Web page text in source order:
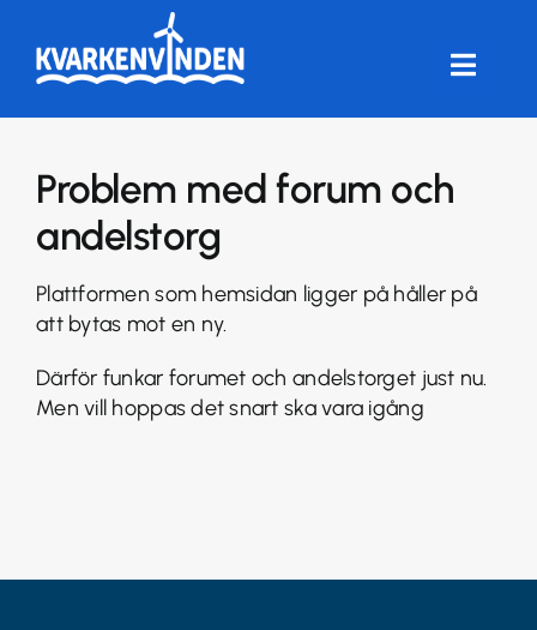
innehållet
Toggle
FÖRENINGEN
VINDKRAFT
FRÅGOR & SVAR
Problem med forum och
andelstorg
Plattformen som hemsidan ligger på håller på
att bytas mot en ny.
Därför funkar forumet och andelstorget just nu.
Men vill hoppas det snart ska vara igång